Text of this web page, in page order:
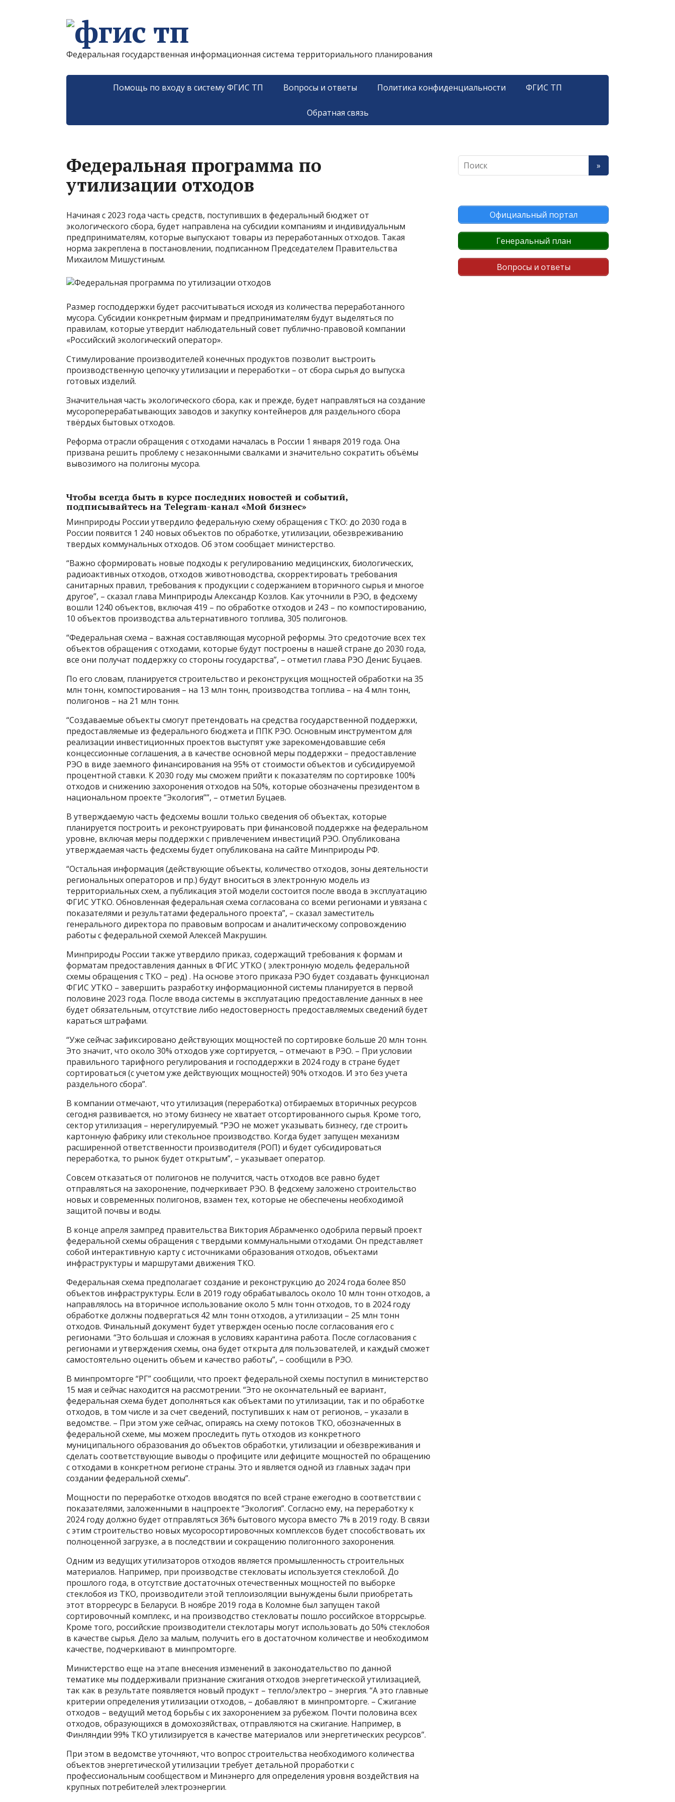
Федеральная государственная информационная система территориального планирования
Помощь по входу в систему ФГИС ТП Вопросы и ответы Политика конфиденциальности ФГИС ТП
Обратная связь
Федеральная программа по
утилизации отходов
Начиная с 2023 года часть средств, поступивших в федеральный бюджет от
экологического сбора, будет направлена на субсидии компаниям и индивидуальным
предпринимателям, которые выпускают товары из переработанных отходов. Такая
норма закреплена в постановлении, подписанном Председателем Правительства
Михаилом Мишустиным.
Размер господдержки будет рассчитываться исходя из количества переработанного
мусора. Субсидии конкретным фирмам и предпринимателям будут выделяться по
правилам, которые утвердит наблюдательный совет публично-правовой компании
«Российский экологический оператор».
Стимулирование производителей конечных продуктов позволит выстроить
производственную цепочку утилизации и переработки – от сбора сырья до выпуска
готовых изделий.
Значительная часть экологического сбора, как и прежде, будет направляться на создание
мусороперерабатывающих заводов и закупку контейнеров для раздельного сбора
твёрдых бытовых отходов.
Реформа отрасли обращения с отходами началась в России 1 января 2019 года. Она
призвана решить проблему с незаконными свалками и значительно сократить объёмы
вывозимого на полигоны мусора.
Чтобы всегда быть в курсе последних новостей и событий,
подписывайтесь на Telegram-канал «Мой бизнес»
Минприроды России утвердило федеральную схему обращения с ТКО: до 2030 года в
России появится 1 240 новых объектов по обработке, утилизации, обезвреживанию
твердых коммунальных отходов. Об этом сообщает министерство.
“Важно сформировать новые подходы к регулированию медицинских, биологических,
радиоактивных отходов, отходов животноводства, скорректировать требования
санитарных правил, требования к продукции с содержанием вторичного сырья и многое
другое”, – сказал глава Минприроды Александр Козлов. Как уточнили в РЭО, в федсхему
вошли 1240 объектов, включая 419 – по обработке отходов и 243 – по компостированию,
10 объектов производства альтернативного топлива, 305 полигонов.
“Федеральная схема – важная составляющая мусорной реформы. Это средоточие всех тех
объектов обращения с отходами, которые будут построены в нашей стране до 2030 года,
все они получат поддержку со стороны государства”, – отметил глава РЭО Денис Буцаев.
По его словам, планируется строительство и реконструкция мощностей обработки на 35
млн тонн, компостирования – на 13 млн тонн, производства топлива – на 4 млн тонн,
полигонов – на 21 млн тонн.
“Создаваемые объекты смогут претендовать на средства государственной поддержки,
предоставляемые из федерального бюджета и ППК РЭО. Основным инструментом для
реализации инвестиционных проектов выступят уже зарекомендовавшие себя
концессионные соглашения, а в качестве основной меры поддержки – предоставление
РЭО в виде заемного финансирования на 95% от стоимости объектов и субсидируемой
процентной ставки. К 2030 году мы сможем прийти к показателям по сортировке 100%
отходов и снижению захоронения отходов на 50%, которые обозначены президентом в
национальном проекте “Экология””, – отметил Буцаев.
В утверждаемую часть федсхемы вошли только сведения об объектах, которые
планируется построить и реконструировать при финансовой поддержке на федеральном
уровне, включая меры поддержки с привлечением инвестиций РЭО. Опубликована
утверждаемая часть федсхемы будет опубликована на сайте Минприроды РФ.
“Остальная информация (действующие объекты, количество отходов, зоны деятельности
региональных операторов и пр.) будут вноситься в электронную модель из
территориальных схем, а публикация этой модели состоится после ввода в эксплуатацию
ФГИС УТКО. Обновленная федеральная схема согласована со всеми регионами и увязана с
показателями и результатами федерального проекта”, – сказал заместитель
генерального директора по правовым вопросам и аналитическому сопровождению
работы с федеральной схемой Алексей Макрушин.
Минприроды России также утвердило приказ, содержащий требования к формам и
форматам предоставления данных в ФГИС УТКО ( электронную модель федеральной
схемы обращения с ТКО – ред) . На основе этого приказа РЭО будет создавать функционал
ФГИС УТКО – завершить разработку информационной системы планируется в первой
половине 2023 года. После ввода системы в эксплуатацию предоставление данных в нее
будет обязательным, отсутствие либо недостоверность предоставляемых сведений будет
караться штрафами.
“Уже сейчас зафиксировано действующих мощностей по сортировке больше 20 млн тонн.
Это значит, что около 30% отходов уже сортируется, – отмечают в РЭО. – При условии
правильного тарифного регулирования и господдержки в 2024 году в стране будет
сортироваться (с учетом уже действующих мощностей) 90% отходов. И это без учета
раздельного сбора”.
В компании отмечают, что утилизация (переработка) отбираемых вторичных ресурсов
сегодня развивается, но этому бизнесу не хватает отсортированного сырья. Кроме того,
сектор утилизация – нерегулируемый. “РЭО не может указывать бизнесу, где строить
картонную фабрику или стекольное производство. Когда будет запущен механизм
расширенной ответственности производителя (РОП) и будет субсидироваться
переработка, то рынок будет открытым”, – указывает оператор.
Совсем отказаться от полигонов не получится, часть отходов все равно будет
отправляться на захоронение, подчеркивает РЭО. В федсхему заложено строительство
новых и современных полигонов, взамен тех, которые не обеспечены необходимой
защитой почвы и воды.
В конце апреля зампред правительства Виктория Абрамченко одобрила первый проект
федеральной схемы обращения с твердыми коммунальными отходами. Он представляет
собой интерактивную карту с источниками образования отходов, объектами
инфраструктуры и маршрутами движения ТКО.
Федеральная схема предполагает создание и реконструкцию до 2024 года более 850
объектов инфраструктуры. Если в 2019 году обрабатывалось около 10 млн тонн отходов, а
направлялось на вторичное использование около 5 млн тонн отходов, то в 2024 году
обработке должны подвергаться 42 млн тонн отходов, а утилизации – 25 млн тонн
отходов. Финальный документ будет утвержден осенью после согласования его с
регионами. “Это большая и сложная в условиях карантина работа. После согласования с
регионами и утверждения схемы, она будет открыта для пользователей, и каждый сможет
самостоятельно оценить объем и качество работы”, – сообщили в РЭО.
В минпромторге “РГ” сообщили, что проект федеральной схемы поступил в министерство
15 мая и сейчас находится на рассмотрении. “Это не окончательный ее вариант,
федеральная схема будет дополняться как объектами по утилизации, так и по обработке
отходов, в том числе и за счет сведений, поступивших к нам от регионов, – указали в
ведомстве. – При этом уже сейчас, опираясь на схему потоков ТКО, обозначенных в
федеральной схеме, мы можем проследить путь отходов из конкретного
муниципального образования до объектов обработки, утилизации и обезвреживания и
сделать соответствующие выводы о профиците или дефиците мощностей по обращению
с отходами в конкретном регионе страны. Это и является одной из главных задач при
создании федеральной схемы”.
Мощности по переработке отходов вводятся по всей стране ежегодно в соответствии с
показателями, заложенными в нацпроекте “Экология”. Согласно ему, на переработку к
2024 году должно будет отправляться 36% бытового мусора вместо 7% в 2019 году. В связи
с этим строительство новых мусоросортировочных комплексов будет способствовать их
полноценной загрузке, а в последствии и сокращению полигонного захоронения.
Одним из ведущих утилизаторов отходов является промышленность строительных
материалов. Например, при производстве стекловаты используется стеклобой. До
прошлого года, в отсутствие достаточных отечественных мощностей по выборке
стеклобоя из ТКО, производители этой теплоизоляции вынуждены были приобретать
этот вторресурс в Беларуси. В ноябре 2019 года в Коломне был запущен такой
сортировочный комплекс, и на производство стекловаты пошло российское вторрсырье.
Кроме того, российские производители стеклотары могут использовать до 50% стеклобоя
в качестве сырья. Дело за малым, получить его в достаточном количестве и необходимом
качестве, подчеркивают в минпромторге.
Министерство еще на этапе внесения изменений в законодательство по данной
тематике мы поддерживали признание сжигания отходов энергетической утилизацией,
так как в результате появляется новый продукт – тепло/электро – энергия. “А это главные
критерии определения утилизации отходов, – добавляют в минпромторге. – Сжигание
отходов – ведущий метод борьбы с их захоронением за рубежом. Почти половина всех
отходов, образующихся в домохозяйствах, отправляются на сжигание. Например, в
Финляндии 99% ТКО утилизируется в качестве материалов или энергетических ресурсов”.
При этом в ведомстве уточняют, что вопрос строительства необходимого количества
объектов энергетической утилизации требует детальной проработки с
профессиональным сообществом и Минэнерго для определения уровня воздействия на
крупных потребителей электроэнергии.
Официальный портал
Генеральный план
Вопросы и ответы